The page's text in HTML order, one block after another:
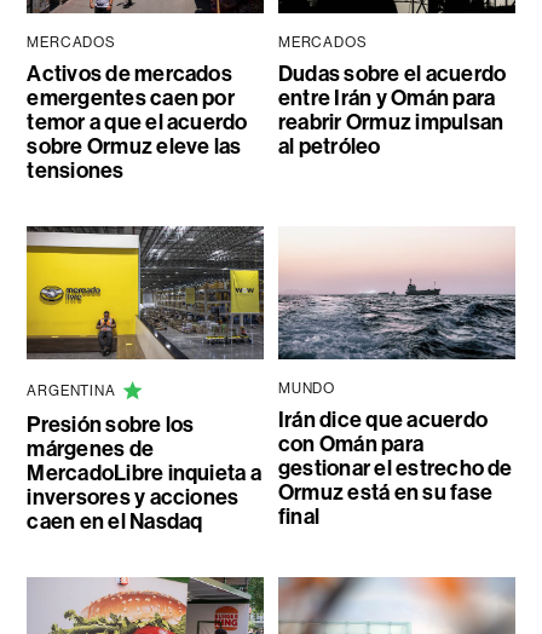
MERCADOS
Activos de mercados
emergentes caen por
temor a que el acuerdo
sobre Ormuz eleve las
tensiones
MERCADOS
Dudas sobre el acuerdo
entre Irán y Omán para
reabrir Ormuz impulsan
al petróleo
ARGENTINA
Presión sobre los
márgenes de
MercadoLibre inquieta a
inversores y acciones
caen en el Nasdaq
MUNDO
Irán dice que acuerdo
con Omán para
gestionar el estrecho de
Ormuz está en su fase
final